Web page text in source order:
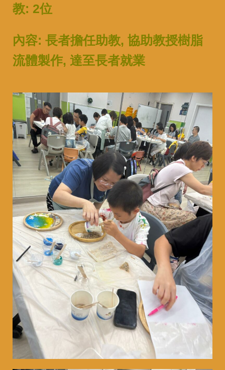
教: 2位
內容: 長者擔任助教, 協助教授樹脂
流體製作, 達至長者就業